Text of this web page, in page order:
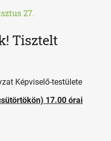
27.
Tisztelt
Képviselő-testülete
17.00 órai